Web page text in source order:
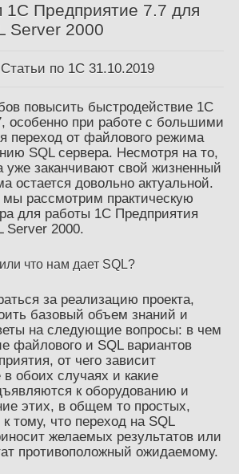
1С Предприятие 7.7 для
Server 2000
Статьи по 1С 31.10.2019
повысить быстродействие 1С
особенно при работе с большими
переход от файлового режима
SQL сервера. Несмотря на то,
уже заканчивают свой жизненный
остается довольно актуальной.
мы рассмотрим практическую
для работы 1С Предприятия
Server 2000.
что нам дает SQL?
за реализацию проекта,
базовый объем знаний и
на следующие вопросы: в чем
файлового и SQL вариантов
от чего зависит
обоих случаях и какие
к оборудованию и
этих, в общем то простых,
тому, что переход на SQL
желаемых результатов или
противоположный ожидаемому.